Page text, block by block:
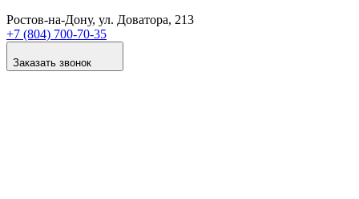
Ростов-на-Дону, ул. Доватора, 213
+7 (804) 700-70-35
Заказать звонок